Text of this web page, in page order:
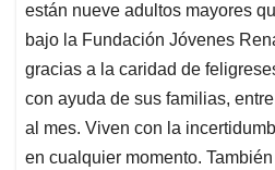
están nueve adultos mayores
bajo la Fundación Jóvenes
gracias a la caridad de
con ayuda de sus familias,
al mes. Viven con la
en cualquier momento.